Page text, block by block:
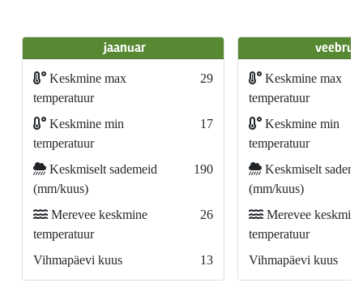
jaanuar
Keskmine max
temperatuur
29
Keskmine min
temperatuur
17
Keskmiselt sademeid
(mm/kuus)
190
Merevee keskmine
temperatuur
26
Vihmapäevi kuus 13
Keskmine max
temperatuur
Keskmine min
temperatuur
Keskmiselt
(mm/kuus)
Merevee keskmine
temperatuur
Vihmapäevi kuus